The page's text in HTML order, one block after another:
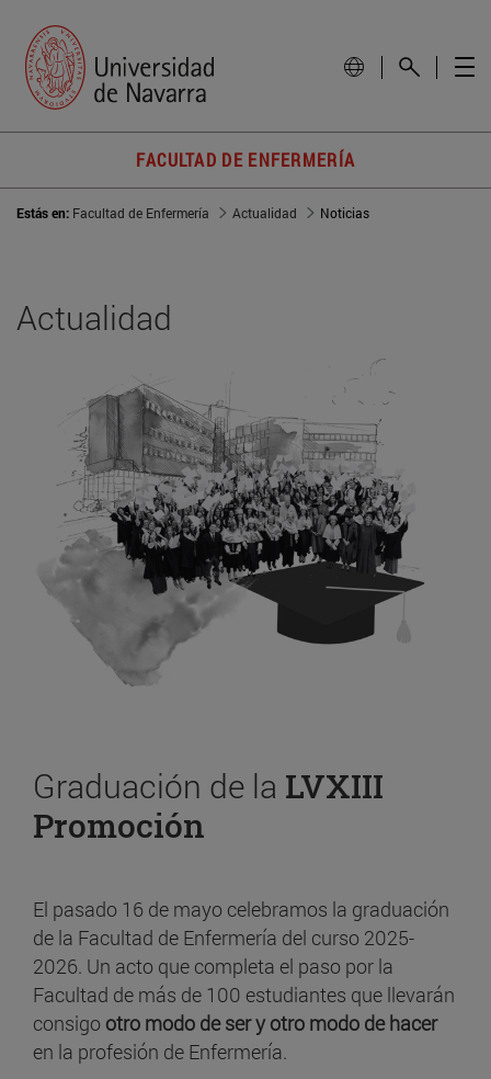
FACULTAD DE ENFERMERÍA
Estás en: Facultad de Enfermería Actualidad Noticias
Actualidad
Graduación de la LVXIII
Promoción
El pasado 16 de mayo celebramos la graduación
de la Facultad de Enfermería del curso 2025-
2026. Un acto que completa el paso por la
Facultad de más de 100 estudiantes que llevarán
consigo otro modo de ser y otro modo de hacer
en la profesión de Enfermería.